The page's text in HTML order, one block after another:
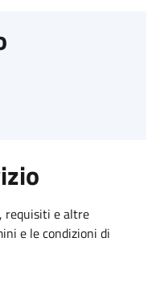
requisiti e altre
e le condizioni di